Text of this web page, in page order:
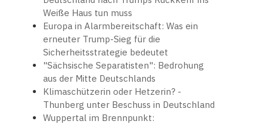
Weiße Haus tun muss
Europa in Alarmbereitschaft: Was ein
erneuter Trump-Sieg für die
Sicherheitsstrategie bedeutet
"Sächsische Separatisten": Bedrohung
aus der Mitte Deutschlands
Klimaschützerin oder Hetzerin? -
Thunberg unter Beschuss in Deutschland
Wuppertal im Brennpunkt: